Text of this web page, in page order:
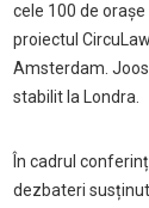
cele 100 de
proiectul
Amsterdam.
stabilit la Londra.
În cadrul
dezbateri